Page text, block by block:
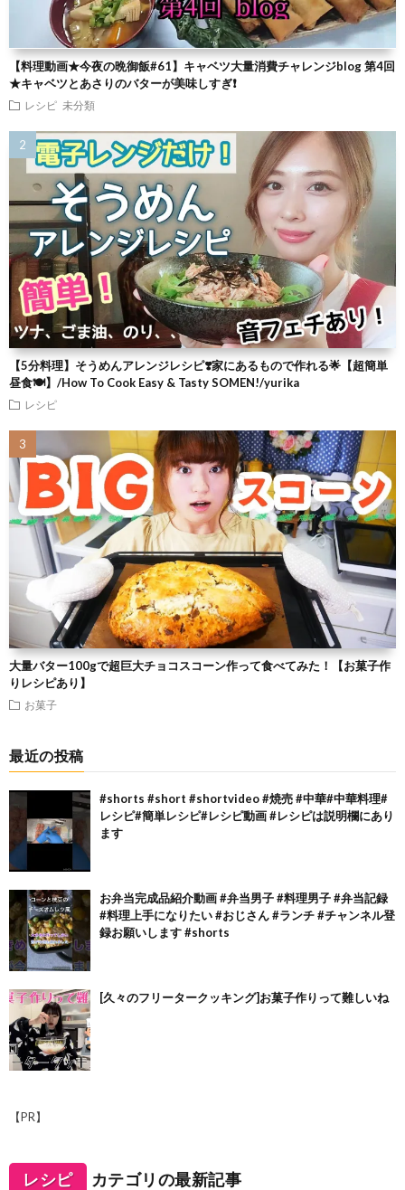
【料理動画★今夜の晩御飯#61】キャベツ大量消費チャレンジblog 第4回
★キャベツとあさりのバターが美味しすぎ❗
レシピ 未分類
【5分料理】そうめんアレンジレシピ❣️家にあるもので作れる🌟【超簡単
昼食🍽】/How To Cook Easy & Tasty SOMEN!/yurika
レシピ
大量バター100gで超巨大チョコスコーン作って食べてみた！【お菓子作
りレシピあり】
お菓子
最近の投稿
#shorts #short #shortvideo #焼売 #中華#中華料理#
レシピ#簡単レシピ#レシピ動画 #レシピは説明欄にあり
ます
お弁当完成品紹介動画 #弁当男子 #料理男子 #弁当記録
#料理上手になりたい #おじさん #ランチ #チャンネル登
録お願いします #shorts
[久々のフリータークッキング]お菓子作りって難しいね
【PR】
レシピ カテゴリの最新記事